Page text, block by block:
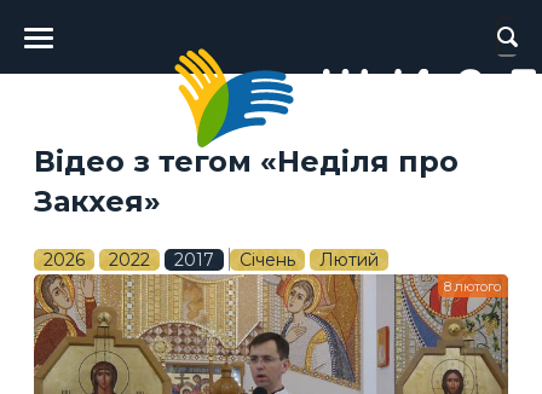
Головне
меню
Відео з тегом «Неділя про
Закхея»
2026 2022 2017 Січень Лютий
8 лютого